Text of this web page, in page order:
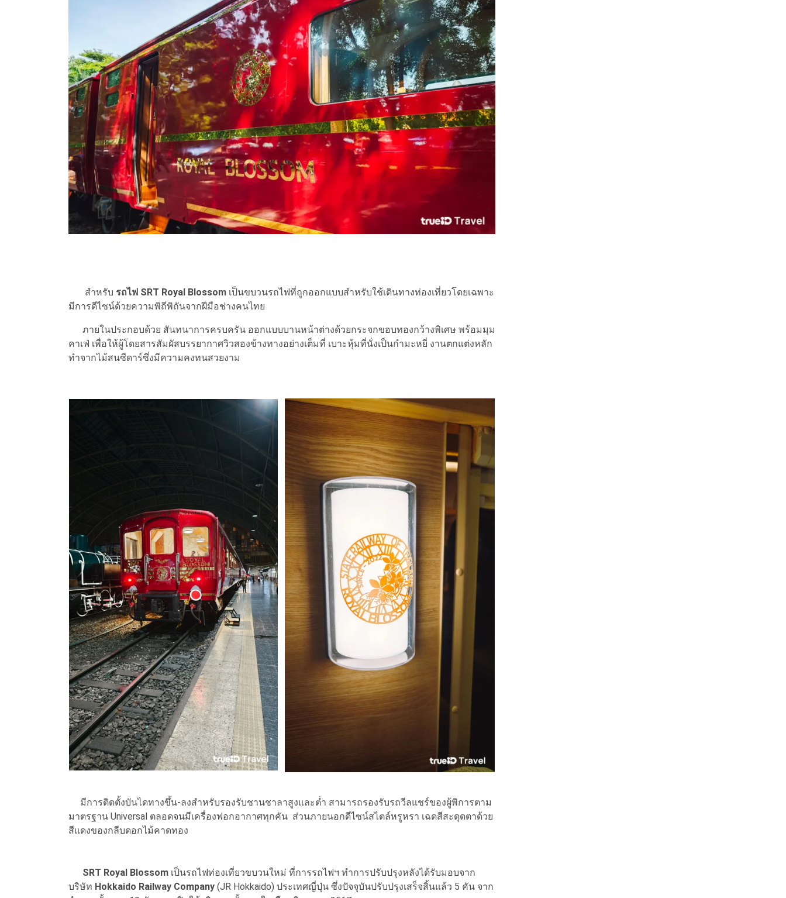
สำหรับ รถไฟ SRT Royal Blossom เป็นขบวนรถไฟที่ถูกออกแบบสำหรับใช้เดินทางท่องเที่ยวโดยเฉพาะ
มีการดีไซน์ด้วยความพิถีพิถันจากฝีมือช่างคนไทย
ภายในประกอบด้วย สันทนาการครบครัน ออกแบบบานหน้าต่างด้วยกระจกขอบทองกว้างพิเศษ พร้อมมุม
คาเฟ่ เพื่อให้ผู้โดยสารสัมผัสบรรยากาศวิวสองข้างทางอย่างเต็มที่ เบาะหุ้มที่นั่งเป็นกำมะหยี่ งานตกแต่งหลัก
ทำจากไม้สนซีดาร์ซึ่งมีความคงทนสวยงาม
มีการติดตั้งบันไดทางขึ้น-ลงสำหรับรองรับชานชาลาสูงและต่ำ สามารถรองรับรถวีลแชร์ของผู้พิการตาม
มาตรฐาน Universal ตลอดจนมีเครื่องฟอกอากาศทุกคัน ส่วนภายนอกดีไซน์สไตล์หรูหรา เฉดสีสะดุดตาด้วย
สีแดงของกลีบดอกไม้คาดทอง
SRT Royal Blossom เป็นรถไฟท่องเที่ยวขบวนใหม่ ที่การรถไฟฯ ทำการปรับปรุงหลังได้รับมอบจาก
บริษัท Hokkaido Railway Company (JR Hokkaido) ประเทศญี่ปุ่น ซึ่งปัจจุบันปรับปรุงเสร็จสิ้นแล้ว 5 คัน จาก